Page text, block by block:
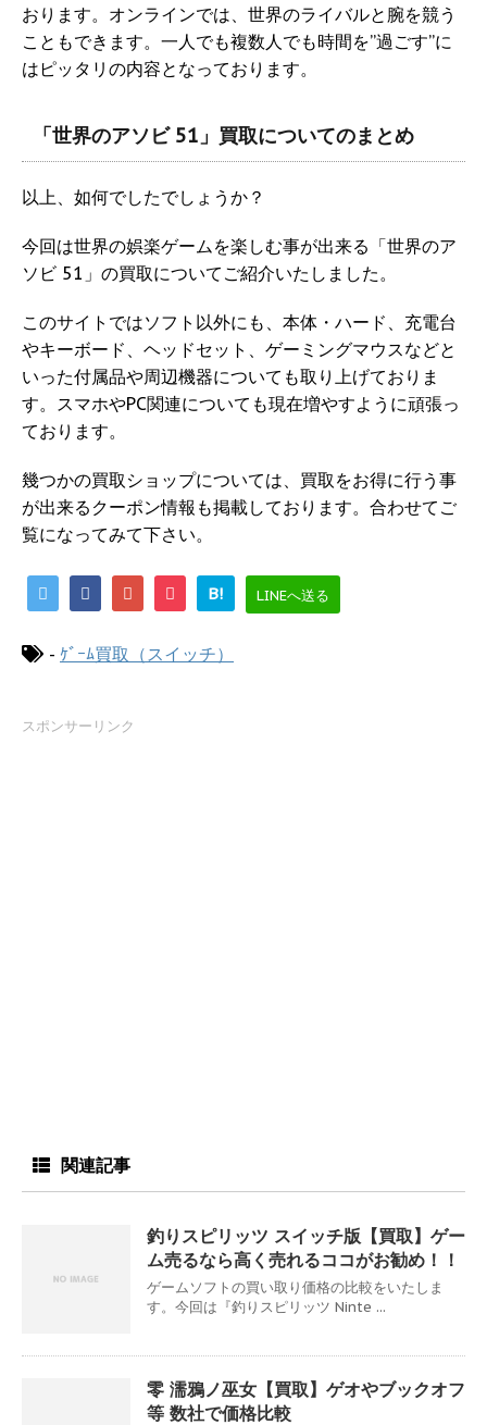
おります。オンラインでは、世界のライバルと腕を競う
こともできます。一人でも複数人でも時間を”過ごす”に
はピッタリの内容となっております。
「世界のアソビ 51」買取についてのまとめ
以上、如何でしたでしょうか？
今回は世界の娯楽ゲームを楽しむ事が出来る「世界のア
ソビ 51」の買取についてご紹介いたしました。
このサイトではソフト以外にも、本体・ハード、充電台
やキーボード、ヘッドセット、ゲーミングマウスなどと
いった付属品や周辺機器についても取り上げておりま
す。スマホやPC関連についても現在増やすように頑張っ
ております。
幾つかの買取ショップについては、買取をお得に行う事
が出来るクーポン情報も掲載しております。合わせてご
覧になってみて下さい。
B! LINEへ送る
- ｹﾞｰﾑ買取（スイッチ）
スポンサーリンク
関連記事
釣りスピリッツ スイッチ版【買取】ゲー
ム売るなら高く売れるココがお勧め！！
ゲームソフトの買い取り価格の比較をいたしま
す。今回は『釣りスピリッツ Ninte ...
零 濡鴉ノ巫女【買取】ゲオやブックオフ
等 数社で価格比較